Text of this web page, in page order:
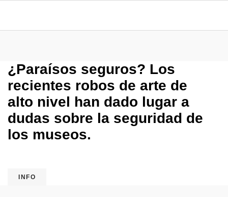
¿Paraísos seguros? Los
recientes robos de arte de
alto nivel han dado lugar a
dudas sobre la seguridad de
los museos.
INFO